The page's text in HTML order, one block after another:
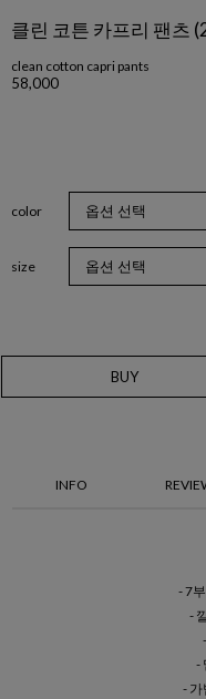
클린 코튼 카프리 팬츠
clean cotton capri pants
58,000
color
size
BUY
INFO
- 7
-
-
- 가